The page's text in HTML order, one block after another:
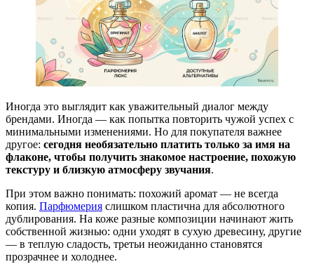
Иногда это выглядит как уважительный диалог между
брендами. Иногда — как попытка повторить чужой успех с
минимальными изменениями. Но для покупателя важнее
другое: сегодня необязательно платить только за имя на
флаконе, чтобы получить знакомое настроение, похожую
текстуру и близкую атмосферу звучания.
При этом важно понимать: похожий аромат — не всегда
копия. Парфюмерия слишком пластична для абсолютного
дублирования. На коже разные композиции начинают жить
собственной жизнью: одни уходят в сухую древесину, другие
— в теплую сладость, третьи неожиданно становятся
прозрачнее и холоднее.